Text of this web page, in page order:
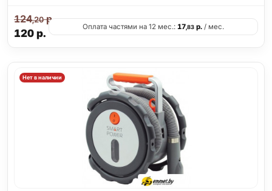
120р.
124,20р.
Оплата частями на 12 мес.: 17,83р./ мес.
Нет в наличии